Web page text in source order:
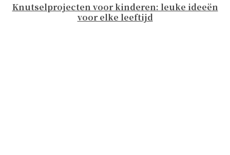
Knutselprojecten voor kinderen: leuke ideeën
voor elke leeftijd